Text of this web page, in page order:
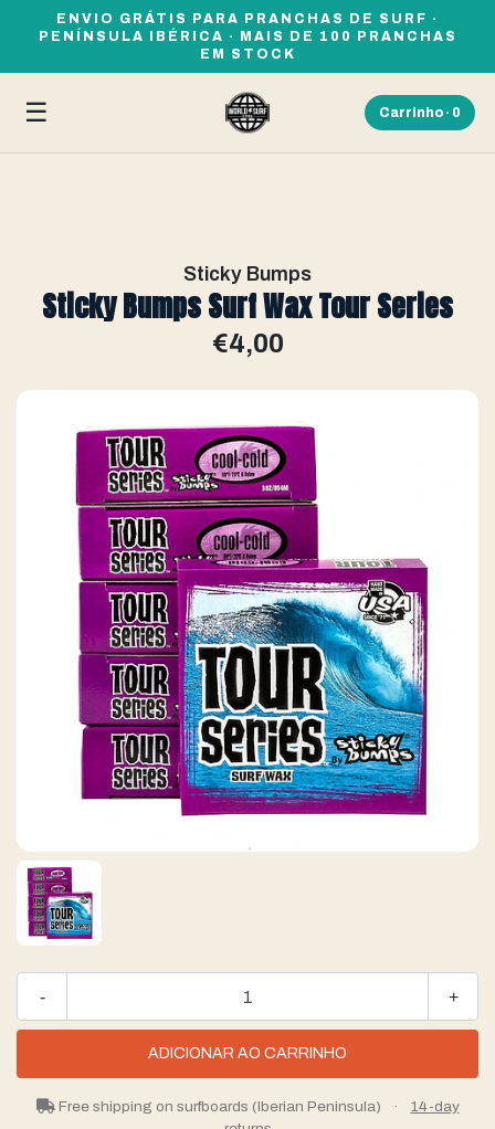
ENVIO GRÁTIS PARA PRANCHAS DE SURF ·
PENÍNSULA IBÉRICA · MAIS DE 100 PRANCHAS
EM STOCK
☰ Carrinho · 0
Sticky Bumps
Sticky Bumps Surf Wax Tour Series
€4,00
+
-
Free shipping on surfboards (Iberian Peninsula) ·
14-day